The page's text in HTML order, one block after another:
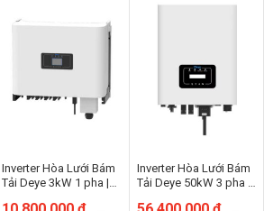
Inverter Hòa Lưới Bám
Tải Deye 3kW 1 pha |
Giá
Giá
Inverter Hòa Lưới Bám
Tải Deye 50kW 3 pha |
Giá
Giá